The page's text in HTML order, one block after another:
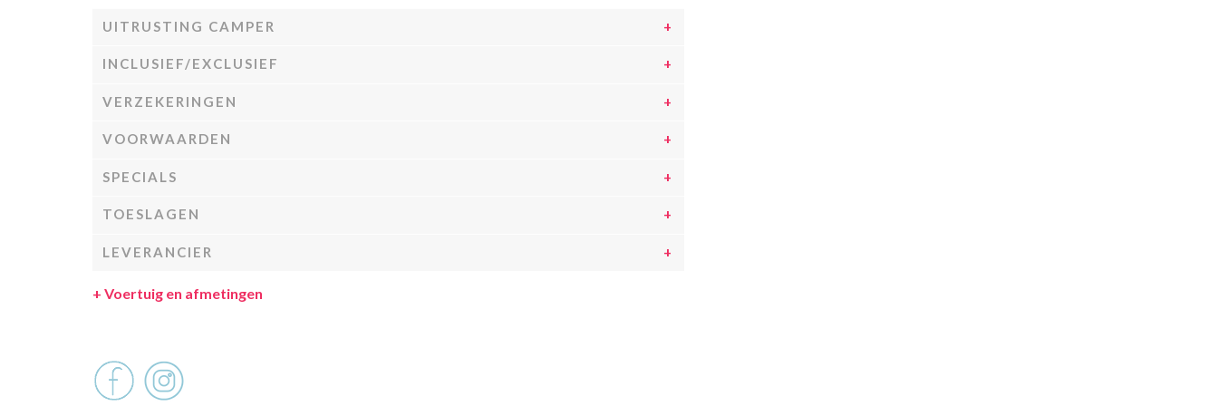
UITRUSTING CAMPER
INCLUSIEF/EXCLUSIEF
VERZEKERINGEN
VOORWAARDEN
SPECIALS
TOESLAGEN
LEVERANCIER
+ Voertuig en afmetingen